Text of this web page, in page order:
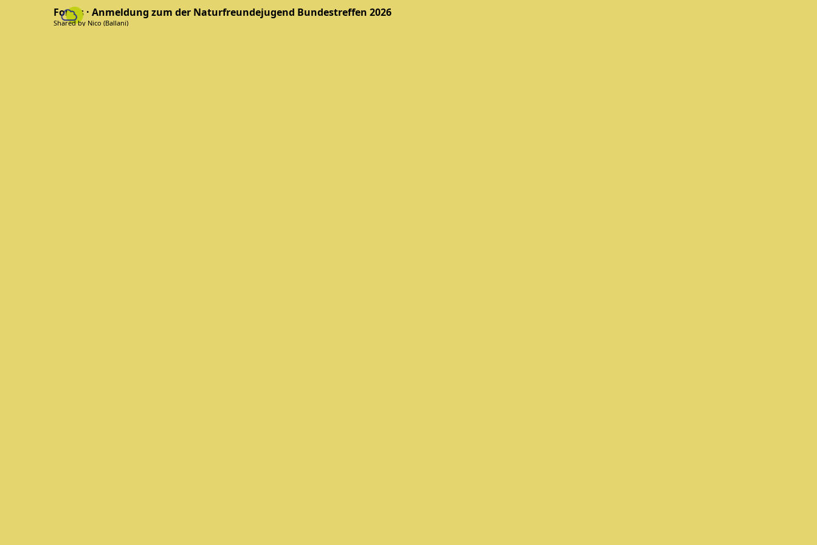
Forms · Anmeldung zum der Naturfreundejugend Bundestreffen 2026
Shared by Nico (Ballani)